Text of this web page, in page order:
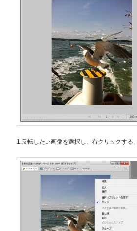
1.反転したい画像を選択し、右クリックする。